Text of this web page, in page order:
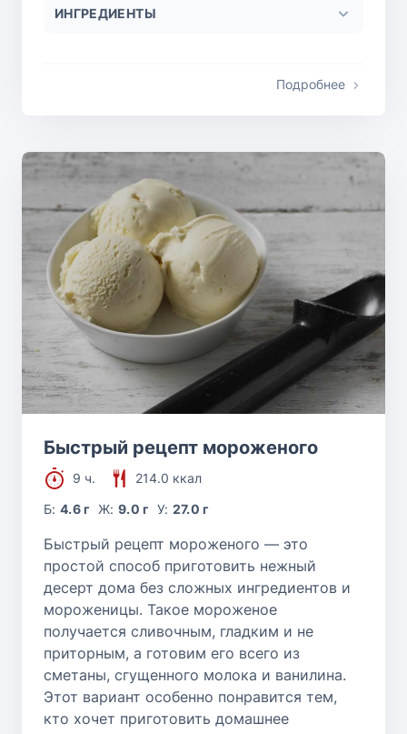
ИНГРЕДИЕНТЫ
Подробнее
Быстрый рецепт мороженого
9 ч.
214.0 ккал
Б:4.6 г Ж: 9.0 г У: 27.0 г
Быстрый рецепт мороженого — это
простой способ приготовить нежный
десерт дома без сложных ингредиентов и
мороженицы. Такое мороженое
получается сливочным, гладким и не
приторным, а готовим его всего из
сметаны, сгущенного молока и ванилина.
Этот вариант особенно понравится тем,
кто хочет приготовить домашнее